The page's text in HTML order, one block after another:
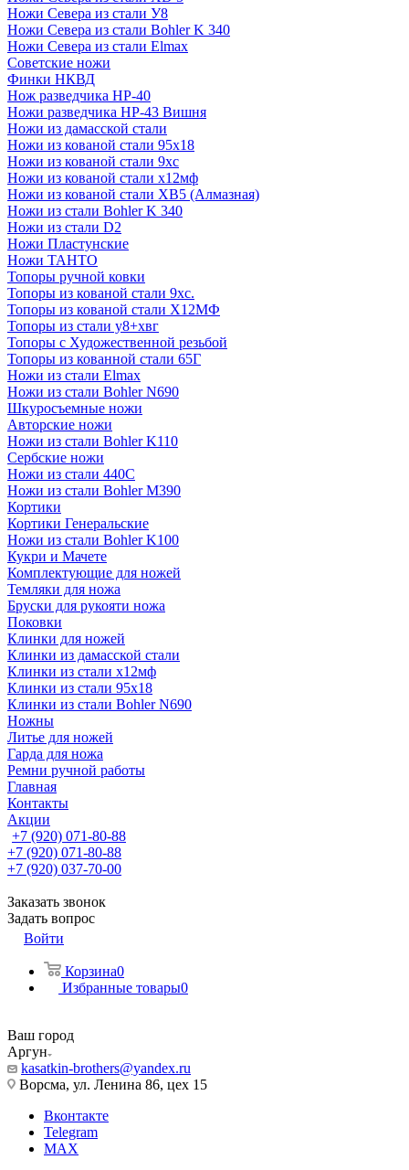
Ножи Севера из стали У8
Ножи Севера из стали Bohler K 340
Ножи Севера из стали Elmax
Советские ножи
Финки НКВД
Нож разведчика НР-40
Ножи разведчика НР-43 Вишня
Ножи из дамасской стали
Ножи из кованой стали 95х18
Ножи из кованой стали 9хс
Ножи из кованой стали х12мф
Ножи из кованой стали ХВ5 (Алмазная)
Ножи из стали Bohler K 340
Ножи из стали D2
Ножи Пластунские
Ножи ТАНТО
Топоры ручной ковки
Топоры из кованой стали 9хс.
Топоры из кованой стали Х12МФ
Топоры из стали у8+хвг
Топоры с Художественной резьбой
Топоры из кованной стали 65Г
Ножи из стали Elmax
Ножи из стали Bohler N690
Шкуросъемные ножи
Авторские ножи
Ножи из стали Bohler K110
Сербские ножи
Ножи из стали 440С
Ножи из стали Bohler M390
Кортики
Кортики Генеральские
Ножи из стали Bohler K100
Кукри и Мачете
Комплектующие для ножей
Темляки для ножа
Бруски для рукояти ножа
Поковки
Клинки для ножей
Клинки из дамасской стали
Клинки из стали х12мф
Клинки из стали 95х18
Клинки из стали Bohler N690
Ножны
Литье для ножей
Гарда для ножа
Ремни ручной работы
Главная
Контакты
Акции
+7 (920) 071-80-88
+7 (920) 071-80-88
+7 (920) 037-70-00
Заказать звонок
Задать вопрос
Войти
Корзина0
Избранные товары0
Ваш город
Аргун
kasatkin-brothers@yandex.ru
Ворсма, ул. Ленина 86, цех 15
Вконтакте
Telegram
MAX